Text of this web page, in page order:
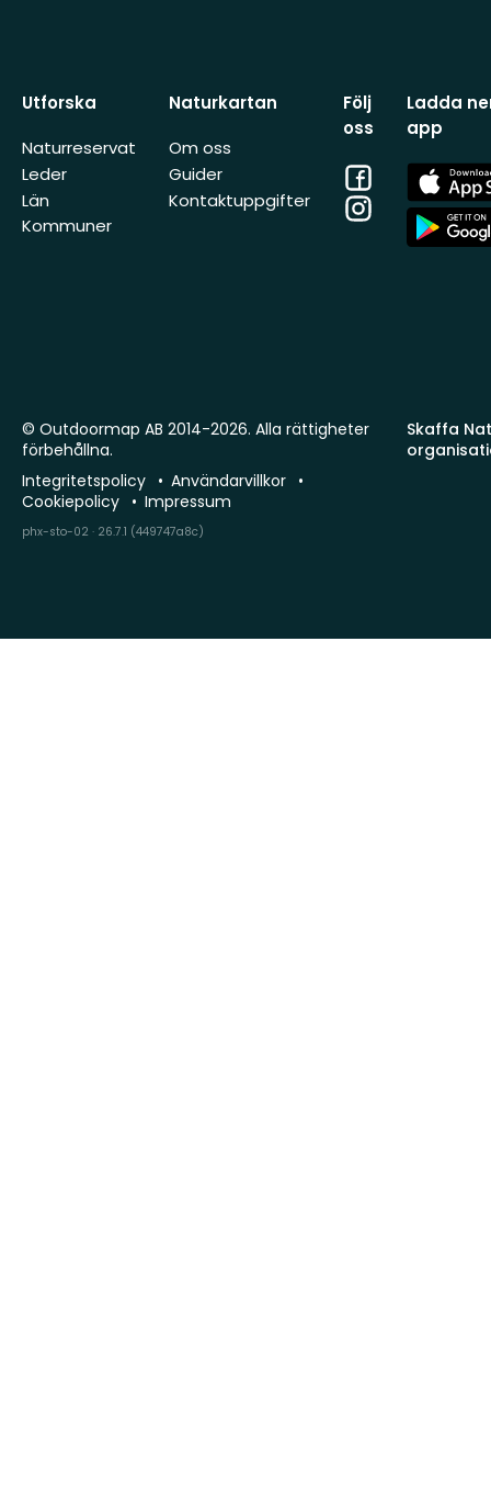
Utforska
Naturreservat
Leder
Län
Kommuner
Naturkartan
Om oss
Guider
Kontaktuppgifter
Följ
oss
Facebook
Instagram
Ladda
app
App
Store
App
Store
Skaffa
© Outdoormap AB 2014-2026. Alla rättigheter
förbehållna.
Integritetspolicy
Användarvillkor
Cookiepolicy
Impressum
phx-sto-02 · 26.7.1 (449747a8c)